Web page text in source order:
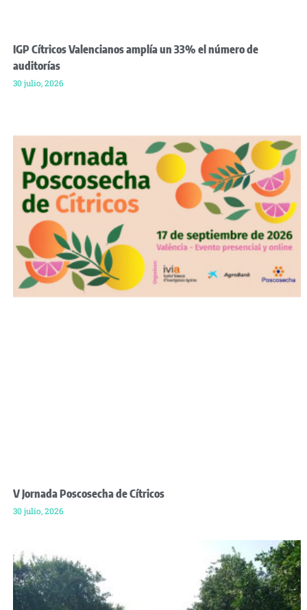
IGP Cítricos Valencianos amplía un 33% el número de
auditorías
30 julio, 2026
V Jornada Poscosecha de Cítricos
30 julio, 2026